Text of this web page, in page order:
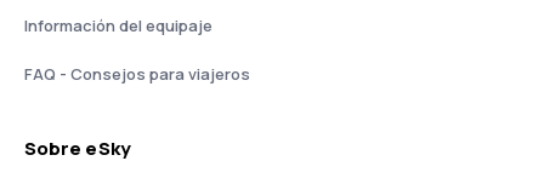
Información del equipaje
FAQ - Consejos para viajeros
Sobre eSky